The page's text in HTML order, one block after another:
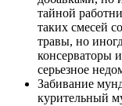
тайной
таких смесей
травы, но
консерваторы
серьезное
Забивание
курительный